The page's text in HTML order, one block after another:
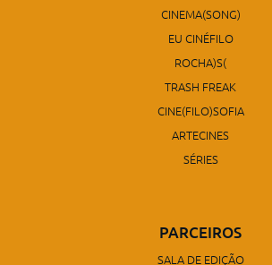
CINEMA(SONG)
EU CINÉFILO
ROCHA)S(
TRASH FREAK
CINE(FILO)SOFIA
ARTECINES
SÉRIES
PARCEIROS
SALA DE EDIÇÃO